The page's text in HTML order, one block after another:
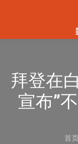
拜登在
宣布”
您
首页